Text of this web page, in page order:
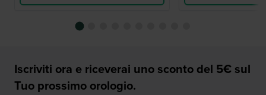
Iscriviti ora e riceverai uno sconto del 5€ sul
Tuo prossimo orologio.